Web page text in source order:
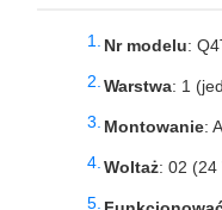
Nr modelu:
Warstwa: 1
Montowanie:
Woltaż: 02 (24